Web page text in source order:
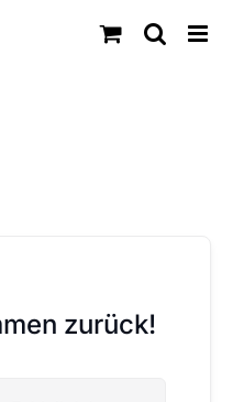
zurück!